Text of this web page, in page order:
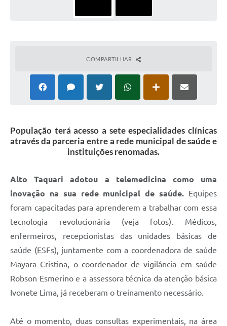
COMPARTILHAR
População terá acesso a sete especialidades clínicas
através da parceria entre a rede municipal de saúde e
instituições renomadas.
Alto Taquari adotou a telemedicina como uma
inovação na sua rede municipal de saúde. Equipes
foram capacitadas para aprenderem a trabalhar com essa
tecnologia revolucionária (veja fotos). Médicos,
enfermeiros, recepcionistas das unidades básicas de
saúde (ESFs), juntamente com a coordenadora de saúde
Mayara Cristina, o coordenador de vigilância em saúde
Robson Esmerino e a assessora técnica da atenção básica
Ivonete Lima, já receberam o treinamento necessário.
Até o momento, duas consultas experimentais, na área